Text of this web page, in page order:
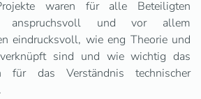
waren für alle Beteiligten
anspruchsvoll und vor allem
eindrucksvoll, wie eng Theorie und
sind und wie wichtig das
für das Verständnis technischer